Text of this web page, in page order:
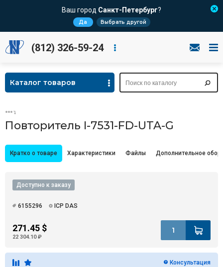
Ваш город Санкт-Петербург?
Да Выбрать другой
(812) 326-59-24
Каталог товаров
Повторитель I-7531-FD-UTA-G
Кратко о товаре Характеристики Файлы Дополнительное
Доступно к заказу
6155296 ICP DAS
271.45 $
22 304.10 ₽
Консультация